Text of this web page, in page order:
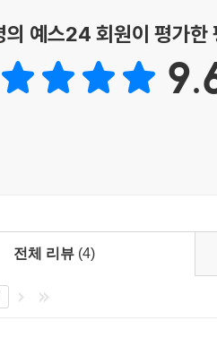
후 1년하고 10일이 지난 시간을 살
했는지 입증해야 할 의무가 있는
을 향한 욕설, 그리고 엄마와 아빠
할 수 있는 능력(ability), 책임
무자비함으로 변하는가
의료인류학연구회 소속의 학자,
보지도 못한 채 아침을 맞는다.
류학자의 관점에서 재해석한다.
렇다면 기다림이 “무조건 수정되
의 두 가지 측면을 균형 있게 보여
의 예스24 회원이 평가한
전체 리뷰 (4)